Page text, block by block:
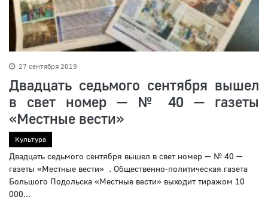
27 сентября 2019
Двадцать седьмого сентября вышел
в свет номер — № 40 — газеты
«Местные вести»
Культура
Двадцать седьмого сентября вышел в свет номер — № 40 —
газеты «Местные вести» . Общественно-политическая газета
Большого Подольска «Местные вести» выходит тиражом 10
000...